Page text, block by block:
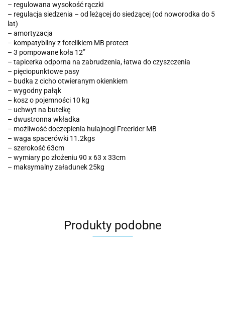
– regulowana wysokość rączki
– regulacja siedzenia – od leżącej do siedzącej (od noworodka do 5
lat)
– amortyzacja
– kompatybilny z fotelikiem MB protect
– 3 pompowane koła 12’’
– tapicerka odporna na zabrudzenia, łatwa do czyszczenia
– pięciopunktowe pasy
– budka z cicho otwieranym okienkiem
– wygodny pałąk
– kosz o pojemności 10 kg
– uchwyt na butelkę
– dwustronna wkładka
– możliwość doczepienia hulajnogi Freerider MB
– waga spacerówki 11.2kgs
– szerokość 63cm
– wymiary po złożeniu 90 x 63 x 33cm
– maksymalny załadunek 25kg
Produkty podobne